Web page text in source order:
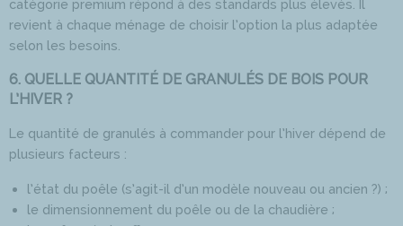
catégorie premium répond à des standards plus élevés. Il
revient à chaque ménage de choisir l’option la plus adaptée
selon les besoins.
6. QUELLE QUANTITÉ DE GRANULÉS DE BOIS POUR
L’HIVER ?
Le quantité de granulés à commander pour l’hiver dépend de
plusieurs facteurs :
l’état du poêle (s’agit-il d’un modèle nouveau ou ancien ?) ;
le dimensionnement du poêle ou de la chaudière ;